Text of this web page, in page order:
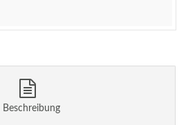
Beschreibung